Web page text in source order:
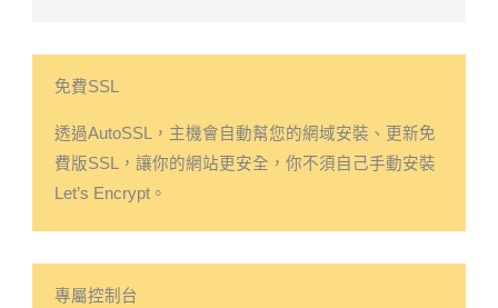
免費SSL
透過AutoSSL，主機會自動幫您的網域安裝、更新免
費版SSL，讓你的網站更安全，你不須自己手動安裝
Let’s Encrypt。
專屬控制台